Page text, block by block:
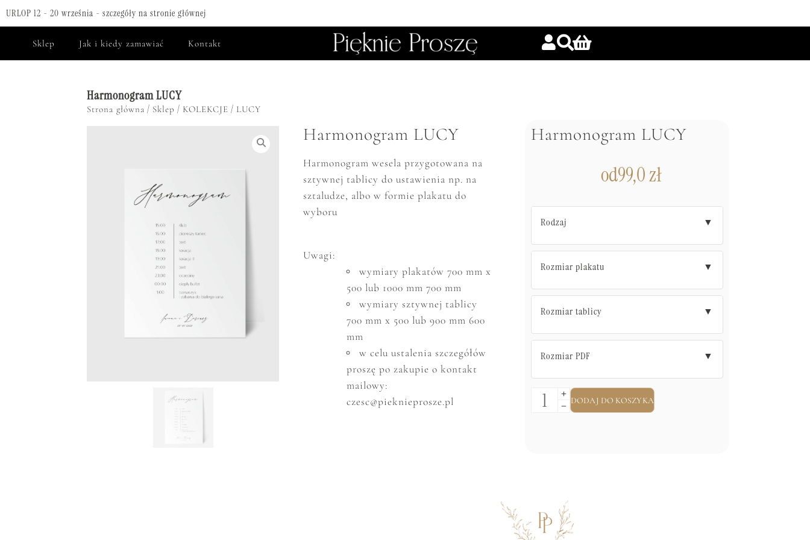
URLOP 12 - 20 września - szczegóły na stronie głównej
Sklep Jak i kiedy zamawiać Kontakt
Harmonogram LUCY
Strona główna / Sklep / KOLEKCJE / LUCY
Harmonogram LUCY
Harmonogram wesela przygotowana na
sztywnej tablicy do ustawienia np. na
sztaludze, albo w formie plakatu do
wyboru
Uwagi:
wymiary plakatów 700 mm x
500 lub 1000 mm 700 mm
wymiary sztywnej tablicy
700 mm x 500 lub 900 mm 600
mm
w celu ustalenia szczegółów
proszę po zakupie o kontakt
mailowy:
czesc@pieknieprosze.pl
Harmonogram LUCY
od99,0zł
Rodzaj ▼
Rozmiar plakatu ▼
Rozmiar tablicy ▼
Rozmiar PDF ▼
DODAJ DO KOSZYKA